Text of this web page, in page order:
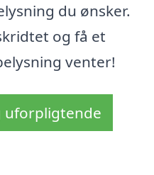
du ønsker.
og få et
venter!
uforpligtende